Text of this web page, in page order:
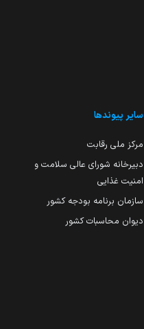
سایر پیوندها
مرکز ملی رقابت
دبیرخانه شورای عالی سلامت و
امنیت غذایی
سازمان برنامه بودجه کشور
دیوان محاسبات کشور